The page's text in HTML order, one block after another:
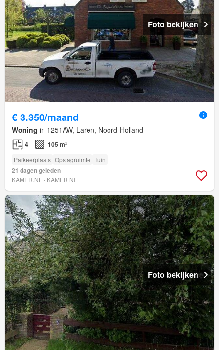
Foto bekijken
€ 3.350/maand
Woning in 1251AW, Laren, Noord-Holland
4 105 m²
Parkeerplaats Opslagruimte Tuin
21 dagen geleden
KAMER.NL - KAMER NI
Foto bekijken